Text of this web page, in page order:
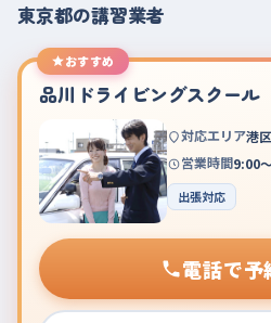
東京都の講習業者
おすすめ
品川ドライビングスクール
対応エリア港
営業時間9:00
出張対応
電話で予